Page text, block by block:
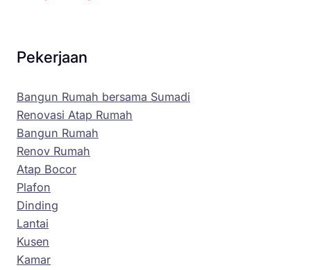
Pekerjaan
Bangun Rumah bersama Sumadi
Renovasi Atap Rumah
Bangun Rumah
Renov Rumah
Atap Bocor
Plafon
Dinding
Lantai
Kusen
Kamar